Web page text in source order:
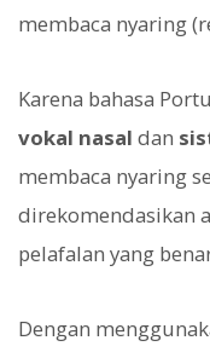
membaca nyaring
Karena bahasa
vokal nasal dan
membaca nyaring
direkomendasikan
pelafalan yang
Dengan